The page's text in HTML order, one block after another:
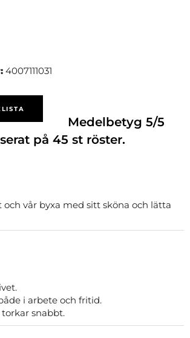
4007111031
Medelbetyg5/5
på 45 st röster.
och vår byxa med sitt sköna och lätta
i arbete och fritid.
snabbt.